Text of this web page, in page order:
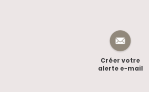
Créer votre
alerte e-mail